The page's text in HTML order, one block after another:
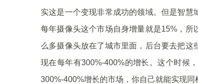
实这是一个变现非常成功的领域。但是智慧
每年摄像头这个市场自身增量就是15%，
么多摄像头放在了城市里面，后台要去把
现在每年有300%-400%的增长。这个时候
300%-400%增长的市场，你自己就能实现同